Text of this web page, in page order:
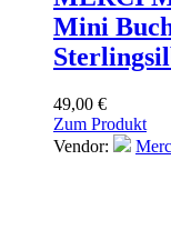
Mini
49,00 €
Zum Produkt
Vendor: